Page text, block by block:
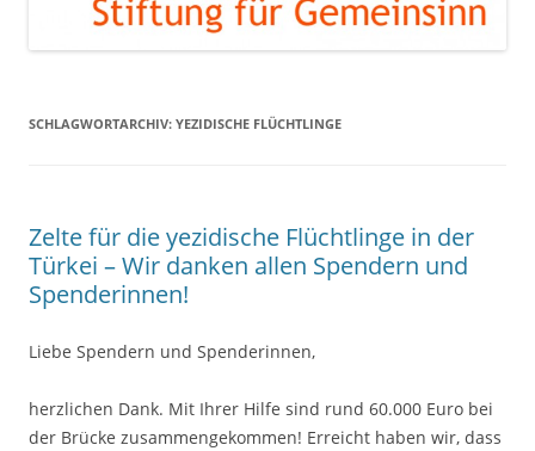
SCHLAGWORTARCHIV: YEZIDISCHE FLÜCHTLINGE
Zelte für die yezidische Flüchtlinge in der
Türkei – Wir danken allen Spendern und
Spenderinnen!
Liebe Spendern und Spenderinnen,
herzlichen Dank. Mit Ihrer Hilfe sind rund 60.000 Euro bei
der Brücke zusammengekommen! Erreicht haben wir, dass